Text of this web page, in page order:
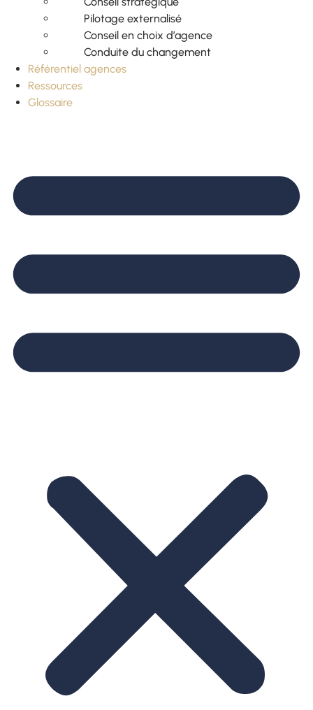
Pilotage externalisé
Conseil en choix d’agence
Conduite du changement
Référentiel agences
Ressources
Glossaire